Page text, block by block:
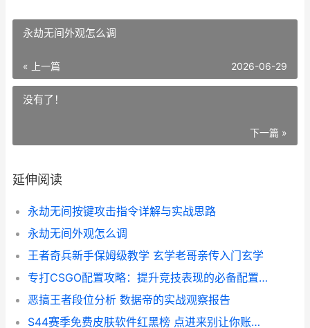
永劫无间外观怎么调
« 上一篇 2026-06-29
没有了！
下一篇 »
延伸阅读
永劫无间按键攻击指令详解与实战思路
永劫无间外观怎么调
王者奇兵新手保姆级教学 玄学老哥亲传入门玄学
专打CSGO配置攻略：提升竞技表现的必备配置方案
恶搞王者段位分析 数据帝的实战观察报告
S44赛季免费皮肤软件红黑榜 点进来别让你账号没了